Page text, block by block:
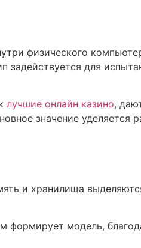
физического
задействуется для
лучшие онлайн казино,
значение уделяется
и хранилища
формирует модель,